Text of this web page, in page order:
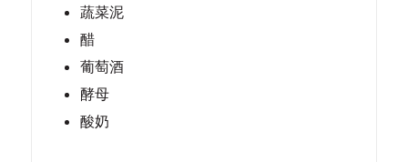
蔬菜泥
醋
葡萄酒
酵母
酸奶